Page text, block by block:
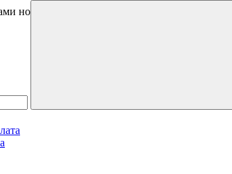
новинки и товары со скидками